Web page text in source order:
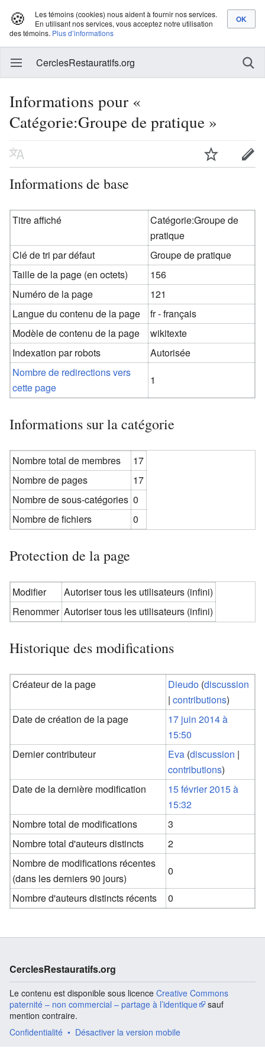
🍪
Les témoins (cookies) nous aident à fournir nos services.
En utilisant nos services, vous acceptez notre utilisation
des témoins. Plus d’informations
CerclesRestauratifs.org
Informations pour «
Catégorie:Groupe de pratique »
Informations de base
Titre affiché
Catégorie:Groupe de
pratique
Clé de tri par défaut
Groupe de pratique
Taille de la page (en octets)
156
Numéro de la page
121
Langue du contenu de la page
fr - français
Modèle de contenu de la page
wikitexte
Indexation par robots
Autorisée
Nombre de redirections vers
cette page
1
Informations sur la catégorie
Nombre total de membres
17
Nombre de pages
17
Nombre de sous-catégories 0
Nombre de fichiers
0
Protection de la page
Modifier
Autoriser tous les utilisateurs (infini)
Renommer Autoriser tous les utilisateurs (infini)
Historique des modifications
Créateur de la page Dieudo (discussion
|contributions)
Date de création de la page
17 juin 2014 à
15:50
Dernier contributeur
Eva (discussion |
contributions)
Date de la dernière modification
15 février 2015 à
15:32
Nombre total de modifications
3
Nombre total d'auteurs distincts
2
Nombre de modifications récentes
(dans les derniers 90 jours)
0
Nombre d'auteurs distincts récents
0
CerclesRestauratifs.org
Le contenu est disponible sous licence Creative Commons
paternité – non commercial – partage à l’identique
sauf
mention contraire.
Confidentialité
Désactiver la version mobile